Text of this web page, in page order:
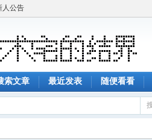
人公告
索文章 最近发表 随便看看